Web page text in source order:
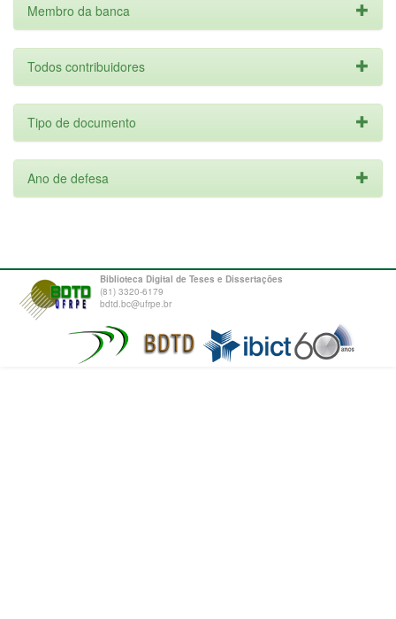
Membro da banca
Todos contribuidores
Tipo de documento
Ano de defesa
Biblioteca Digital de Teses e Dissertações
(81) 3320-6179
bdtd.bc@ufrpe.br